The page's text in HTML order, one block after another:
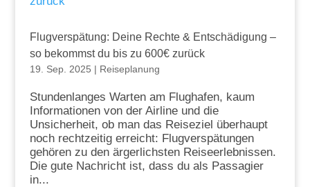
Flugverspätung: Deine Rechte & Entschädigung –
so bekommst du bis zu 600€ zurück
19. Sep. 2025 | Reiseplanung
Stundenlanges Warten am Flughafen, kaum
Informationen von der Airline und die
Unsicherheit, ob man das Reiseziel überhaupt
noch rechtzeitig erreicht: Flugverspätungen
gehören zu den ärgerlichsten Reiseerlebnissen.
Die gute Nachricht ist, dass du als Passagier
in...